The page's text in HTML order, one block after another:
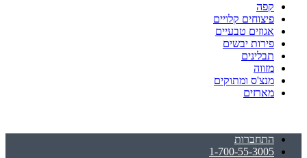
קפה
פיצוחים קלויים
אגוזים טבעיים
פירות יבשים
תבלינים
מזווה
מנצ'ס ומתוקים
מארזים
התחברות
1-700-55-3005